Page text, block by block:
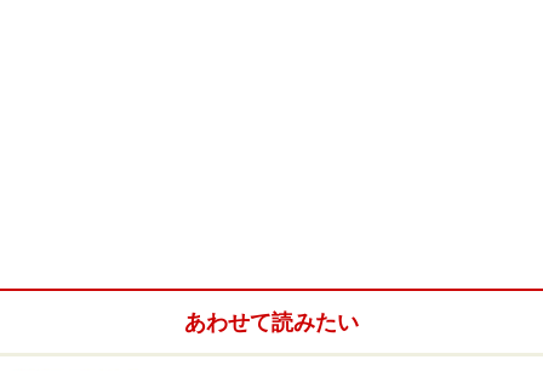
あわせて読みたい